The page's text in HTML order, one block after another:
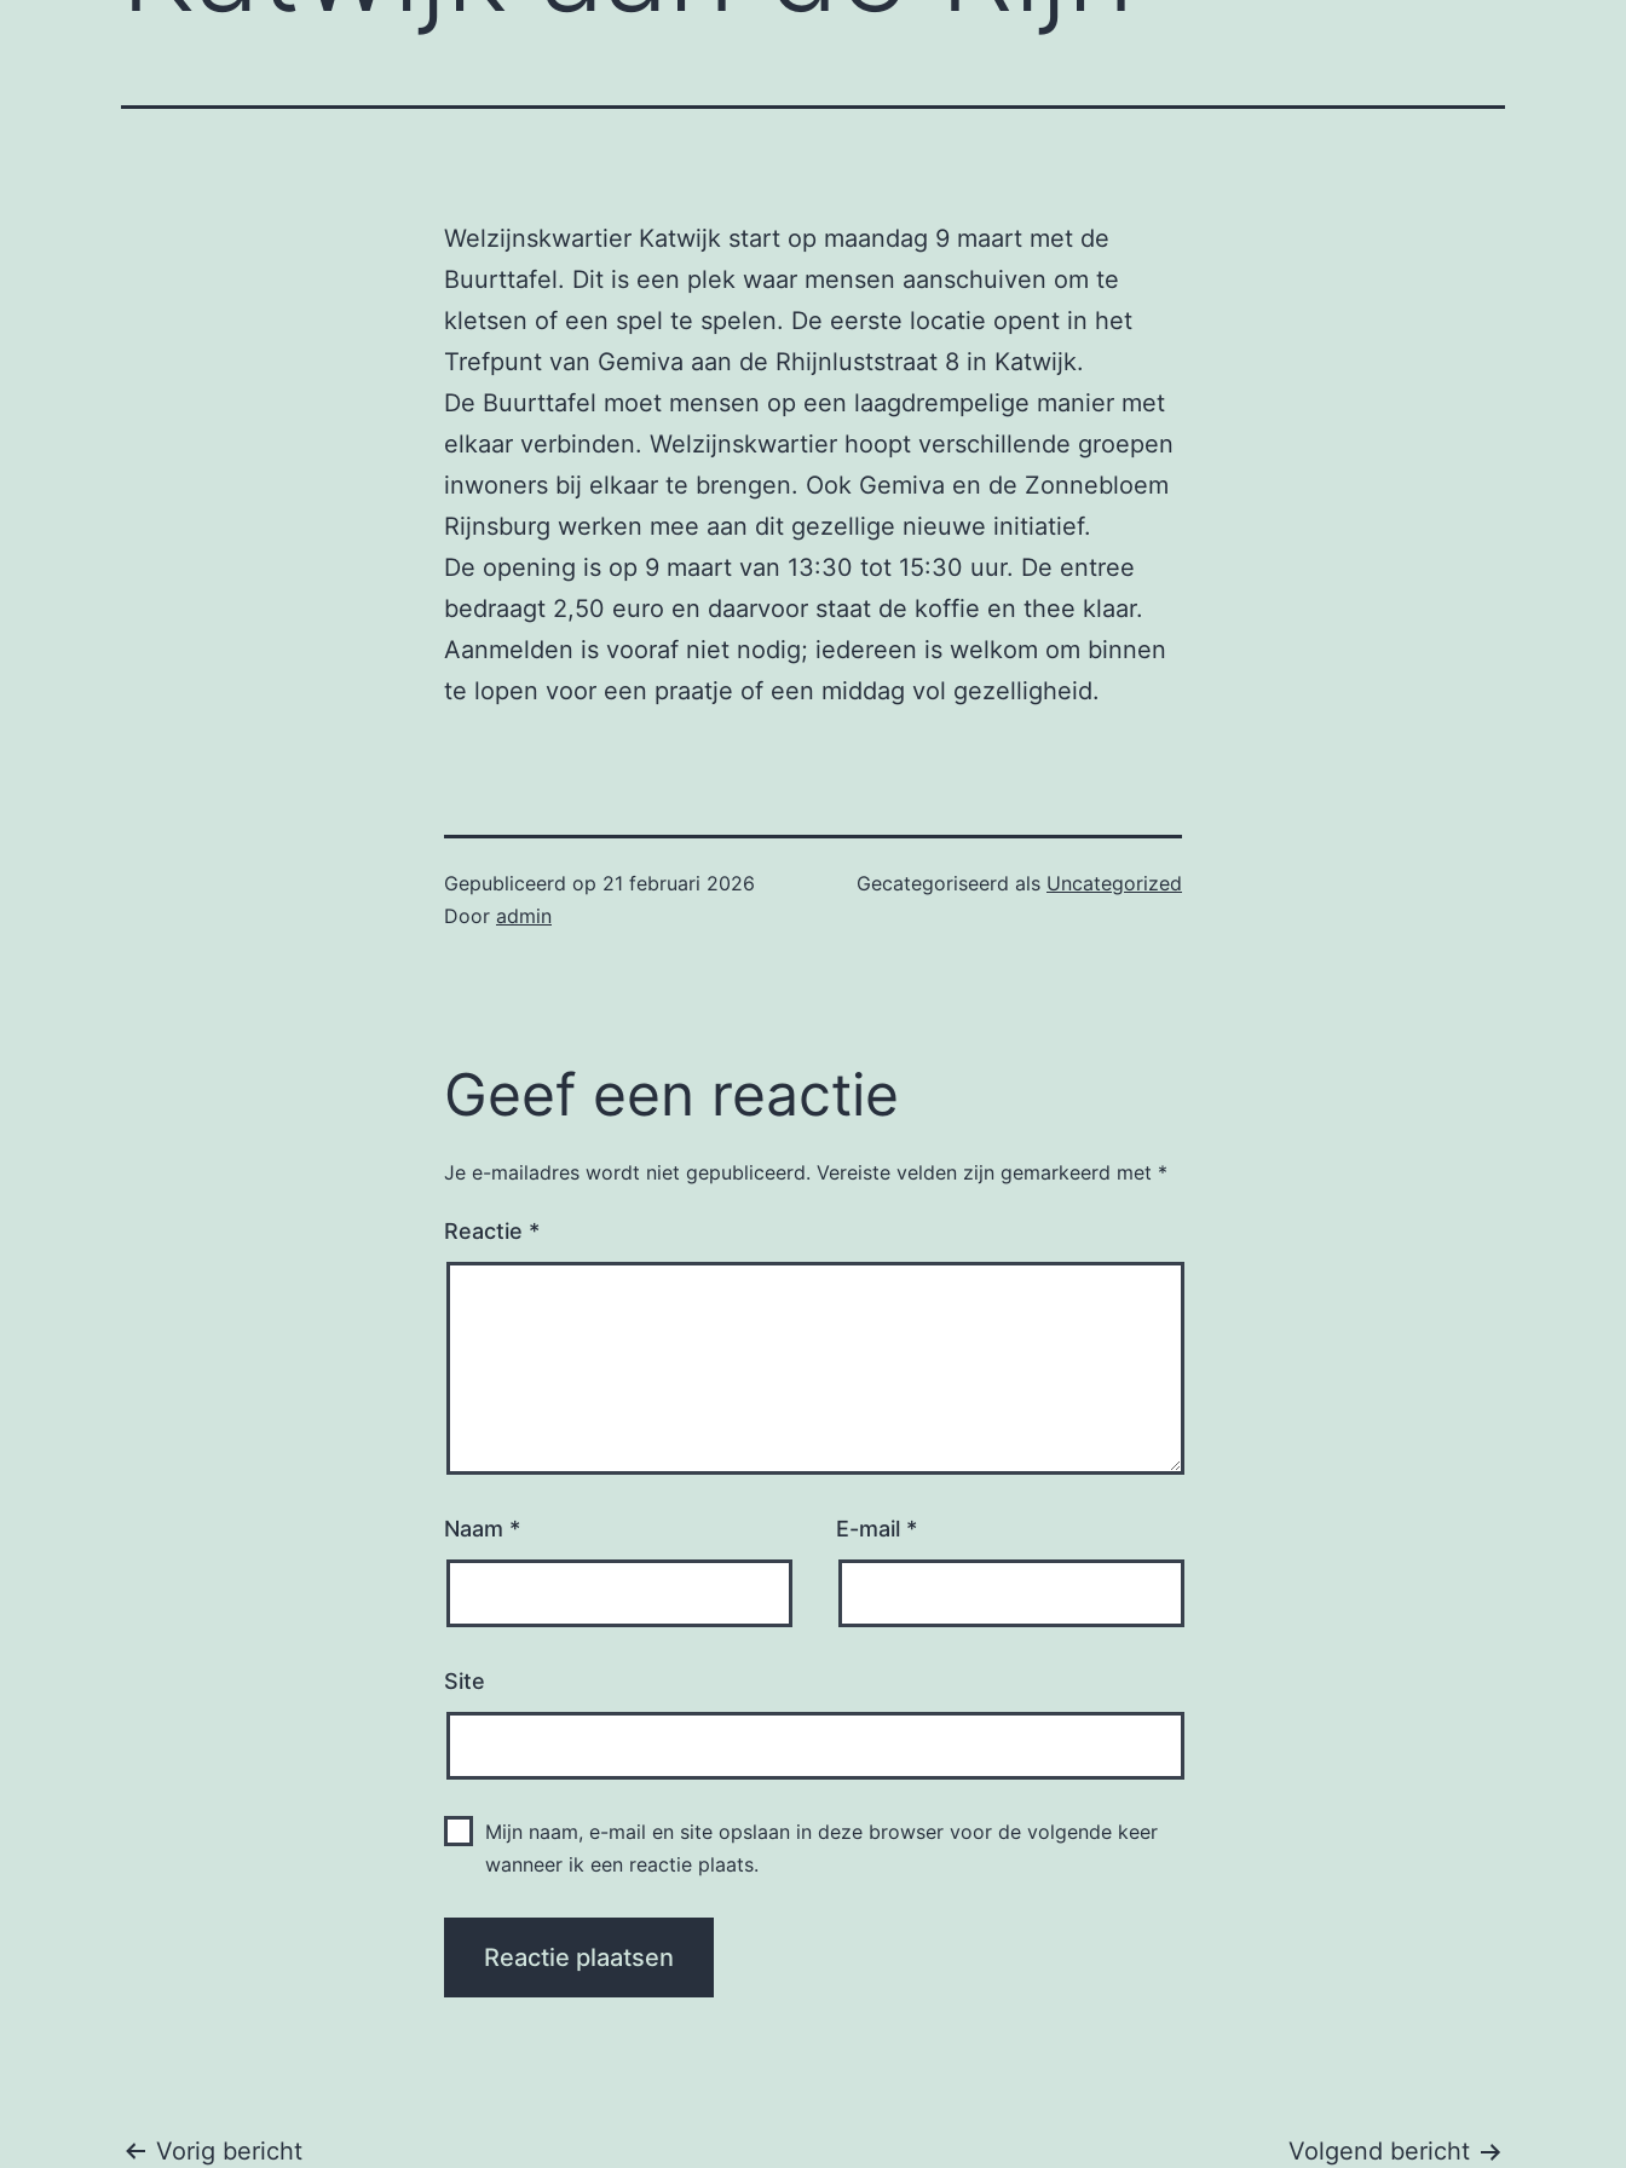
Welzijnskwartier Katwijk start op maandag 9 maart met de
Buurttafel. Dit is een plek waar mensen aanschuiven om te
kletsen of een spel te spelen. De eerste locatie opent in het
Trefpunt van Gemiva aan de Rhijnluststraat 8 in Katwijk.
De Buurttafel moet mensen op een laagdrempelige manier met
elkaar verbinden. Welzijnskwartier hoopt verschillende groepen
inwoners bij elkaar te brengen. Ook Gemiva en de Zonnebloem
Rijnsburg werken mee aan dit gezellige nieuwe initiatief.
De opening is op 9 maart van 13:30 tot 15:30 uur. De entree
bedraagt 2,50 euro en daarvoor staat de koffie en thee klaar.
Aanmelden is vooraf niet nodig; iedereen is welkom om binnen
te lopen voor een praatje of een middag vol gezelligheid.
Gepubliceerd op 21 februari 2026
Door admin
Gecategoriseerd als Uncategorized
Geef een reactie
Je e-mailadres wordt niet gepubliceerd. Vereiste velden zijn gemarkeerd met *
Reactie *
Naam * E-mail *
Site
Mijn naam, e-mail en site opslaan in deze browser voor de volgende keer
wanneer ik een reactie plaats.
Vorig bericht Volgend bericht